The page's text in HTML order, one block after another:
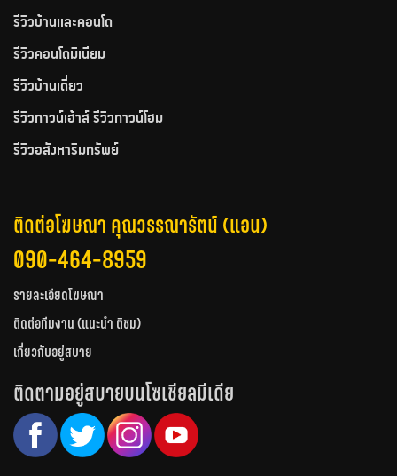
รีวิวบ้านและคอนโด
รีวิวคอนโดมิเนียม
รีวิวบ้านเดี่ยว
รีวิวทาวน์เฮ้าส์ รีวิวทาวน์โฮม
รีวิวอสังหาริมทรัพย์
ติดต่อโฆษณา คุณวรรณารัตน์ (แอน)
090-464-8959
รายละเอียดโฆษณา
ติดต่อทีมงาน (แนะนำ ติชม)
เกี่ยวกับอยู่สบาย
ติดตามอยู่สบายบนโซเชียลมีเดีย